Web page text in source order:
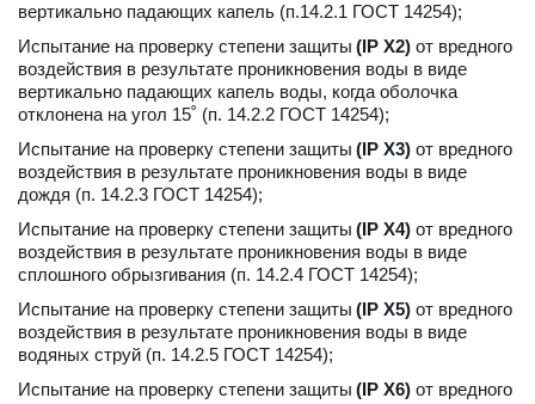
вертикально падающих капель (п.14.2.1 ГОСТ 14254);
Испытание на проверку степени защиты (IP X2) от вредного
воздействия в результате проникновения воды в виде
вертикально падающих капель воды, когда оболочка
отклонена на угол 15˚ (п. 14.2.2 ГОСТ 14254);
Испытание на проверку степени защиты (IP X3) от вредного
воздействия в результате проникновения воды в виде
дождя (п. 14.2.3 ГОСТ 14254);
Испытание на проверку степени защиты (IP X4) от вредного
воздействия в результате проникновения воды в виде
сплошного обрызгивания (п. 14.2.4 ГОСТ 14254);
Испытание на проверку степени защиты (IP X5) от вредного
воздействия в результате проникновения воды в виде
водяных струй (п. 14.2.5 ГОСТ 14254);
Испытание на проверку степени защиты (IP X6) от вредного